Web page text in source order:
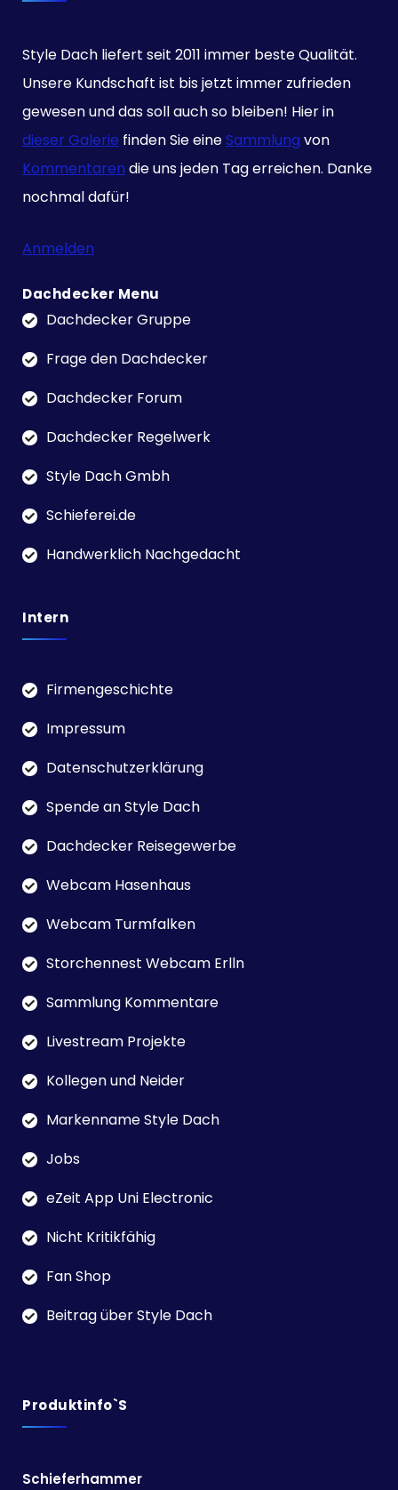
Style Dach liefert seit 2011 immer beste Qualität.
Unsere Kundschaft ist bis jetzt immer zufrieden
gewesen und das soll auch so bleiben! Hier in
dieser Galerie finden Sie eineSammlung von
Kommentaren die uns jeden Tag erreichen. Danke
nochmal dafür!
Anmelden
Dachdecker Menu
Dachdecker Gruppe
Frage den Dachdecker
Dachdecker Forum
Dachdecker Regelwerk
Style Dach Gmbh
Schieferei.de
Handwerklich Nachgedacht
Intern
Firmengeschichte
Impressum
Datenschutzerklärung
Spende an Style Dach
Dachdecker Reisegewerbe
Webcam Hasenhaus
Webcam Turmfalken
Storchennest Webcam Erlln
Sammlung Kommentare
Livestream Projekte
Kollegen und Neider
Markenname Style Dach
Jobs
eZeit App Uni Electronic
Nicht Kritikfähig
Fan Shop
Beitrag über Style Dach
Produktinfo`s
Schieferhammer